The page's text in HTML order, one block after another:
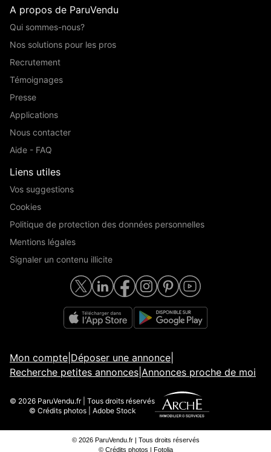
A propos de ParuVendu
Qui sommes-nous?
Nos solutions pour les pros
Recrutement
Témoignages
Presse
Applications
Nous contacter
Aide - FAQ
Liens utiles
Vos suggestions
Cookies
Politique de protection des données personnelles
Mentions légales
Signaler un contenu illicite
Mon compte Déposer une annonce
Recherche petites annonces Annonces proche de moi
© 2026 ParuVendu.fr | Tous droits réservés
© Crédits photos | Adobe Stock
© 2026 ParuVendu.fr | Tous droits réservés
© Crédits photos | Fotolia